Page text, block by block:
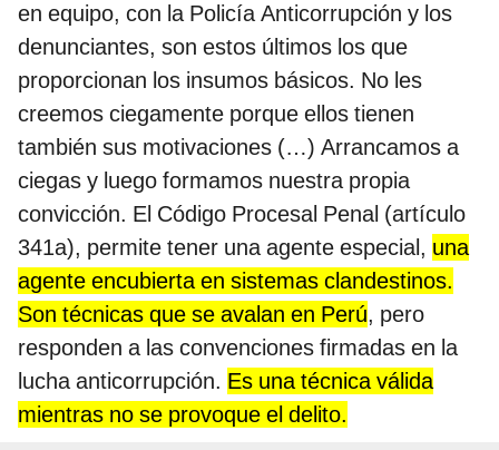
en equipo, con la Policía Anticorrupción y los
denunciantes, son estos últimos los que
proporcionan los insumos básicos. No les
creemos ciegamente porque ellos tienen
también sus motivaciones (…) Arrancamos a
ciegas y luego formamos nuestra propia
convicción. El Código Procesal Penal (artículo
341a), permite tener una agente especial, una
agente encubierta en sistemas clandestinos.
Son técnicas que se avalan en Perú, pero
responden a las convenciones firmadas en la
lucha anticorrupción. Es una técnica válida
mientras no se provoque el delito.